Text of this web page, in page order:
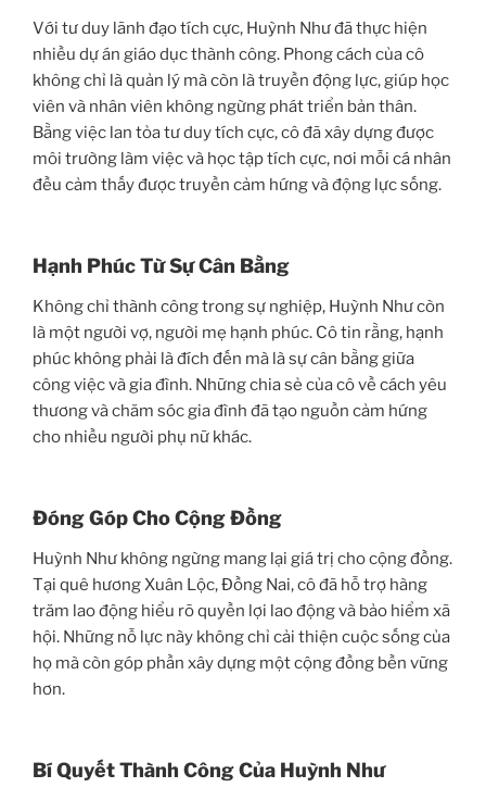
Với tư duy lãnh đạo tích cực, Huỳnh Như đã thực hiện
nhiều dự án giáo dục thành công. Phong cách của cô
không chỉ là quản lý mà còn là truyền động lực, giúp học
viên và nhân viên không ngừng phát triển bản thân.
Bằng việc lan tỏa tư duy tích cực, cô đã xây dựng được
môi trường làm việc và học tập tích cực, nơi mỗi cá nhân
đều cảm thấy được truyền cảm hứng và động lực sống.
Hạnh Phúc Từ Sự Cân Bằng
Không chỉ thành công trong sự nghiệp, Huỳnh Như còn
là một người vợ, người mẹ hạnh phúc. Cô tin rằng, hạnh
phúc không phải là đích đến mà là sự cân bằng giữa
công việc và gia đình. Những chia sẻ của cô về cách yêu
thương và chăm sóc gia đình đã tạo nguồn cảm hứng
cho nhiều người phụ nữ khác.
Đóng Góp Cho Cộng Đồng
Huỳnh Như không ngừng mang lại giá trị cho cộng đồng.
Tại quê hương Xuân Lộc, Đồng Nai, cô đã hỗ trợ hàng
trăm lao động hiểu rõ quyền lợi lao động và bảo hiểm xã
hội. Những nỗ lực này không chỉ cải thiện cuộc sống của
họ mà còn góp phần xây dựng một cộng đồng bền vững
hơn.
Bí Quyết Thành Công Của Huỳnh Như